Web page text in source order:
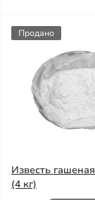
Продано
Известь
(4 кг)